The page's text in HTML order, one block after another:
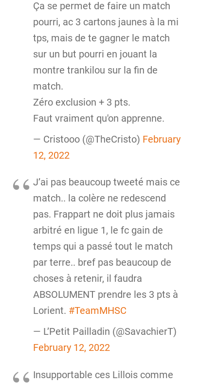
Ça se permet de faire un match
pourri, ac 3 cartons jaunes à la mi
tps, mais de te gagner le match
sur un but pourri en jouant la
montre trankilou sur la fin de
match.
Zéro exclusion + 3 pts.
Faut vraiment qu'on apprenne.
— Cristooo (@TheCristo) February
12, 2022
J’ai pas beaucoup tweeté mais ce
match.. la colère ne redescend
pas. Frappart ne doit plus jamais
arbitré en ligue 1, le fc gain de
temps qui a passé tout le match
par terre.. bref pas beaucoup de
choses à retenir, il faudra
ABSOLUMENT prendre les 3 pts à
Lorient. #TeamMHSC
— L’Petit Pailladin (@SavachierT)
February 12, 2022
Insupportable ces Lillois comme